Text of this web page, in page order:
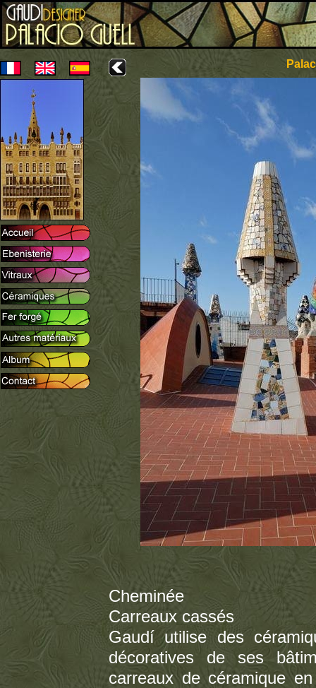
Cheminée
Carreaux cassés
Gaudí utilise des
décoratives de ses
carreaux de céramique